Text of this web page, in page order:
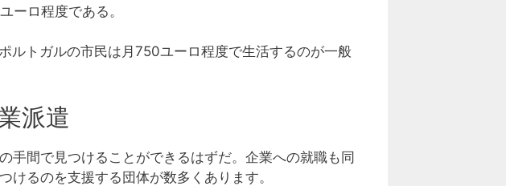
ーロ程度である。
ルトガルの市民は月750ユーロ程度で生活するのが一般
派遣
手間で見つけることができるはずだ。企業への就職も同
るのを支援する団体が数多くあります。